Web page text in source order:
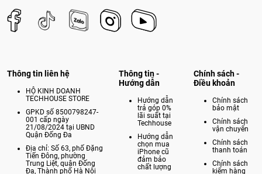
Thông tin liên hệ
HỘ KINH DOANH
TECHHOUSE STORE
GPKD số 8500798247-
001 cấp ngày
21/08/2024 tại UBND
Quận Đống Đa
Địa chỉ: Số 63, phố Đặng
Tiến Đông, phường
Trung Liệt, quận Đống
Đa, Thành phố Hà Nội
Thông tin -
Hướng dẫn
Hướng dẫn
trả góp 0%
lãi suất tại
Techhouse
Hướng dẫn
chọn mua
iPhone cũ
đảm bảo
chất lượng
Chính sách -
Điều khoản
Chính sách
bảo mật
Chính sách
vận chuyển
Chính sách
thanh toán
Chính sách
kiểm hàng